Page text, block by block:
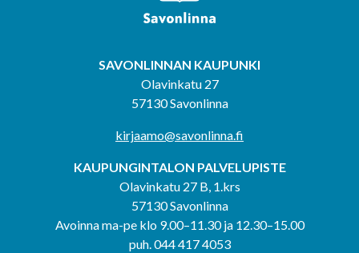
SAVONLINNAN KAUPUNKI
Olavinkatu 27
57130 Savonlinna
kirjaamo@savonlinna.fi
KAUPUNGINTALON PALVELUPISTE
Olavinkatu 27 B, 1.krs
57130 Savonlinna
Avoinna ma-pe klo 9.00–11.30 ja 12.30–15.00
puh. 044 417 4053